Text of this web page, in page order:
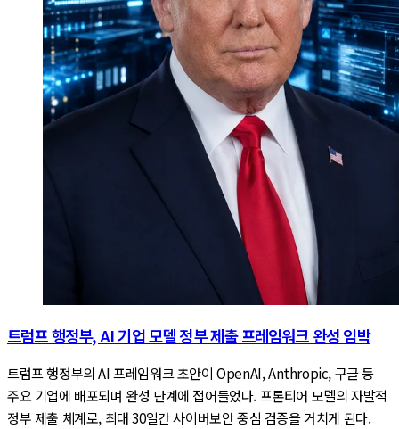
트럼프 행정부, AI 기업 모델 정부 제출 프레임워크 완성 임박
트럼프 행정부의 AI 프레임워크 초안이 OpenAI, Anthropic, 구글 등
주요 기업에 배포되며 완성 단계에 접어들었다. 프론티어 모델의 자발적
정부 제출 체계로, 최대 30일간 사이버보안 중심 검증을 거치게 된다.